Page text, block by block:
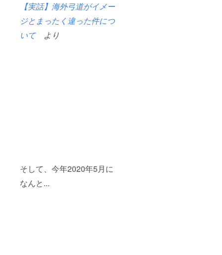
【実話】海外弓道がイメー
ジとまったく違った件につ
いてより
そして、今年2020年5月に
なんと...